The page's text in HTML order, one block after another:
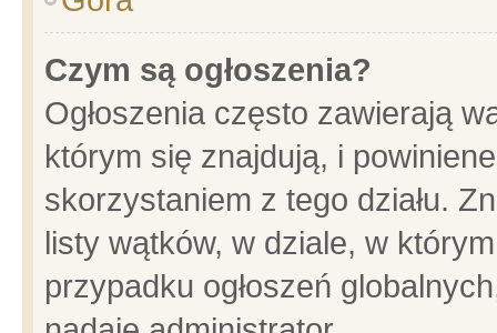
Czym są ogłoszenia?
Ogłoszenia często zawierają
którym się znajdują, i
skorzystaniem z tego działu.
listy wątków, w dziale, w
przypadku ogłoszeń